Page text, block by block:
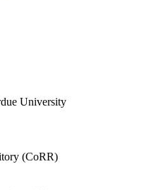
University
(CoRR)